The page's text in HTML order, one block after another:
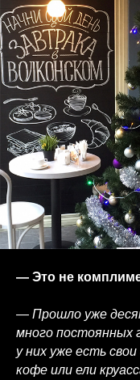
— Это не
— Прошло уже
много постоянных
у них уже есть
кофе или ели